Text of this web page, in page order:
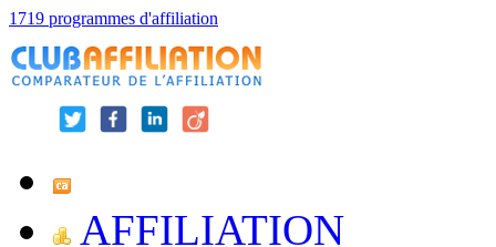
1719 programmes d'affiliation
AFFILIATION